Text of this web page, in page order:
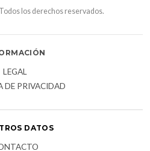
los derechos reservados.
LEGAL
DE PRIVACIDAD
DATOS